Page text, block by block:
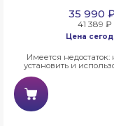
35 990
41 389 ₽
Цена
Имеется
установить и